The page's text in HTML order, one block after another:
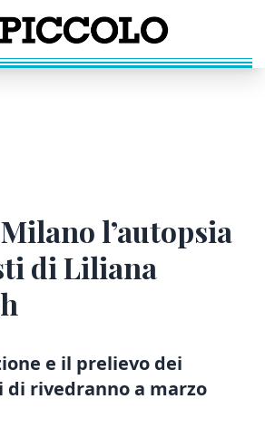
l’autopsia
di Liliana
e il prelievo dei
rivedranno a marzo